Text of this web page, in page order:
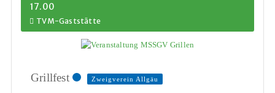
17.00
TVM-Gaststätte
Grillfest Zweigverein Allgäu